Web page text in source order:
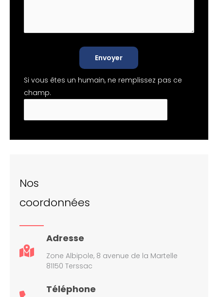
Envoyer
Si vous êtes un humain, ne remplissez pas ce
champ.
Nos
coordonnées
Adresse
Zone Albipole, 8 avenue de la Martelle
81150 Terssac
Téléphone